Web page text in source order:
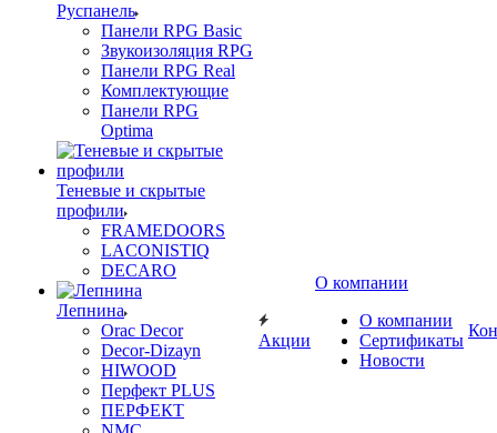
Руспанель
Панели RPG Basic
Звукоизоляция RPG
Панели RPG Real
Комплектующие
Панели RPG
Optima
Теневые и скрытые
профили
FRAMEDOORS
LACONISTIQ
DECARO
Лепнина
Orac Decor
Decor-Dizayn
HIWOOD
Перфект PLUS
ПЕРФЕКТ
Акции
О компании
О компании
Сертификаты
Новости